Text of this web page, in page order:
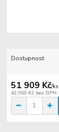
Dostupnost
51 909 Kč/ks
42 900 Kč bez DPH